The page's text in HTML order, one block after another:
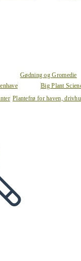
Gødning og Gromedie
Big Plant
Plantefrø for haven,